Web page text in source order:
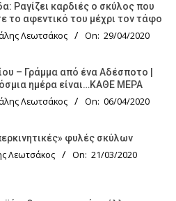
Ραγίζει καρδιές ο σκύλος που
το αφεντικό του μέχρι τον τάφο
Λεωτσάκος On: 29/04/2020
– Γράμμα από ένα Αδέσποτο |
ημέρα είναι…ΚΑΘΕ ΜΕΡΑ
Λεωτσάκος On: 06/04/2020
φυλές σκύλων
Λεωτσάκος On: 21/03/2020